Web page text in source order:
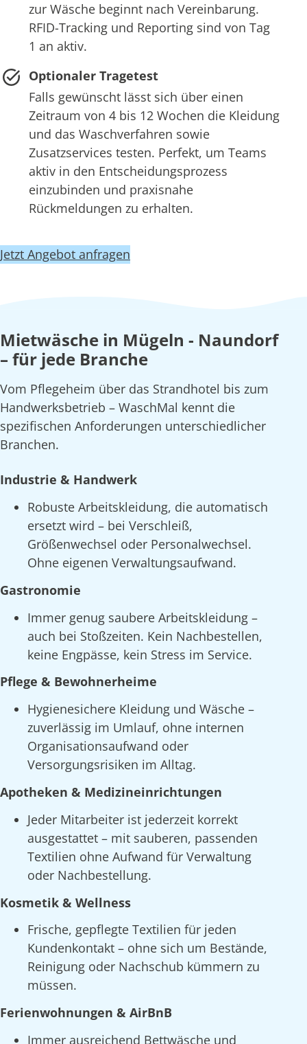
zur Wäsche beginnt nach Vereinbarung.
RFID-Tracking und Reporting sind von Tag
1 an aktiv.
Optionaler Tragetest
Falls gewünscht lässt sich über einen
Zeitraum von 4 bis 12 Wochen die Kleidung
und das Waschverfahren sowie
Zusatzservices testen. Perfekt, um Teams
aktiv in den Entscheidungsprozess
einzubinden und praxisnahe
Rückmeldungen zu erhalten.
Jetzt Angebot anfragen
Mietwäsche in Mügeln - Naundorf
– für jede Branche
Vom Pflegeheim über das Strandhotel bis zum
Handwerksbetrieb – WaschMal kennt die
spezifischen Anforderungen unterschiedlicher
Branchen.
Industrie & Handwerk
Robuste Arbeitskleidung, die automatisch
ersetzt wird – bei Verschleiß,
Größenwechsel oder Personalwechsel.
Ohne eigenen Verwaltungsaufwand.
Gastronomie
Immer genug saubere Arbeitskleidung –
auch bei Stoßzeiten. Kein Nachbestellen,
keine Engpässe, kein Stress im Service.
Pflege & Bewohnerheime
Hygienesichere Kleidung und Wäsche –
zuverlässig im Umlauf, ohne internen
Organisationsaufwand oder
Versorgungsrisiken im Alltag.
Apotheken & Medizineinrichtungen
Jeder Mitarbeiter ist jederzeit korrekt
ausgestattet – mit sauberen, passenden
Textilien ohne Aufwand für Verwaltung
oder Nachbestellung.
Kosmetik & Wellness
Frische, gepflegte Textilien für jeden
Kundenkontakt – ohne sich um Bestände,
Reinigung oder Nachschub kümmern zu
müssen.
Ferienwohnungen & AirBnB
Immer ausreichend Bettwäsche und